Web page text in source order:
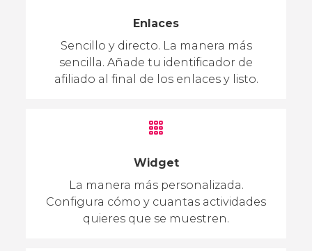
Enlaces
Sencillo y directo. La manera más
sencilla. Añade tu identificador de
afiliado al final de los enlaces y listo.
Widget
La manera más personalizada.
Configura cómo y cuantas actividades
quieres que se muestren.